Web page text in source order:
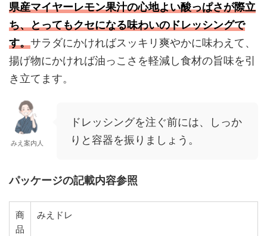
県産マイヤーレモン果汁の心地よい酸っぱさが際立
ち、とってもクセになる味わいのドレッシングで
す。サラダにかければスッキリ爽やかに味わえて、
揚げ物にかければ油っこさを軽減し食材の旨味を引
き立てます。
みえ案内人
ドレッシングを注ぐ前には、しっか
りと容器を振りましょう。
パッケージの記載内容参照
商
品
みえドレ